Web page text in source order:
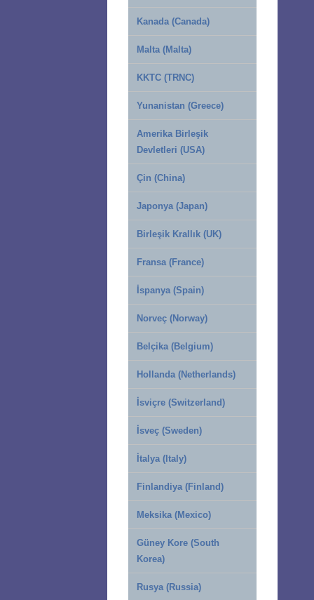
Kanada (Canada)
Malta (Malta)
KKTC (TRNC)
Yunanistan (Greece)
Amerika Birleşik
Devletleri (USA)
Çin (China)
Japonya (Japan)
Birleşik Krallık (UK)
Fransa (France)
İspanya (Spain)
Norveç (Norway)
Belçika (Belgium)
Hollanda (Netherlands)
İsviçre (Switzerland)
İsveç (Sweden)
İtalya (Italy)
Finlandiya (Finland)
Meksika (Mexico)
Güney Kore (South
Korea)
Rusya (Russia)